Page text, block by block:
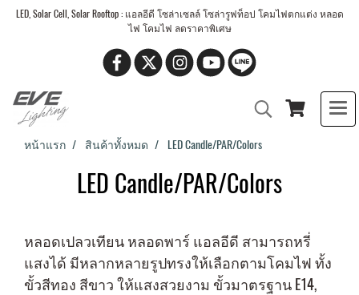
LED, Solar Cell, Solar Rooftop : แอลอีดี โซล่าเซลล์ โซล่ารูฟท็อป โคมไฟตกแต่ง หลอด
ไฟ โคมไฟ ลดราคาพิเศษ
หน้าแรก สินค้าทั้งหมด LED Candle/PAR/Colors
LED Candle/PAR/Colors
หลอดเปลวเทียน หลอดพาร์ แอลอีดี สามารถหรี่
แสงได้ มีหลากหลายรูปทรงให้เลือกตามโคมไฟ ทั้ง
ขั้วสีทอง สีขาว ให้แสงสวยงาม ขั้วมาตรฐาน E14,